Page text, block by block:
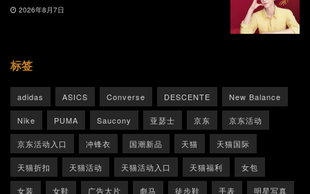
2026年8月7日
标签
adidas ASICS Converse DESCENTE New Balance
Nike PUMA Saucony 亚瑟士 京东 京东活动
京东活动入口 冲锋衣 国潮新品 天猫 天猫国际
天猫折扣 天猫活动 天猫活动入口 天猫福利 女包
女装 女鞋 广告大片 彪马 徒步鞋 手表 明星写真